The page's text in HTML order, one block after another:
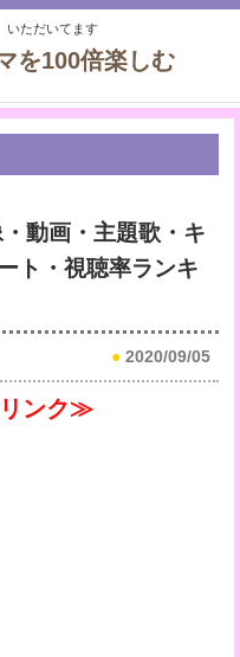
ただいてます
を100倍楽しむ
動画・主題歌・キ
ト・視聴率ランキ
●2020/09/05
ンク≫